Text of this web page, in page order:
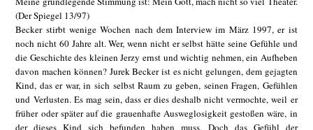
(Der Spiegel 13/97)
Becker stirbt wenige Wochen nach dem Interview im März 1997, er ist
noch nicht 60 Jahre alt. Wer, wenn nicht er selbst hätte seine Gefühle und
die Geschichte des kleinen Jerzy ernst und wichtig nehmen, ein Aufheben
davon machen können? Jurek Becker ist es nicht gelungen, dem gejagten
Kind, das er war, in sich selbst Raum zu geben, seinen Fragen, Gefühlen
und Verlusten. Es mag sein, dass er dies deshalb nicht vermochte, weil er
früher oder später auf die grauenhafte Ausweglosigkeit gestoßen wäre, in
der dieses Kind sich befunden haben muss. Doch das Gefühl der